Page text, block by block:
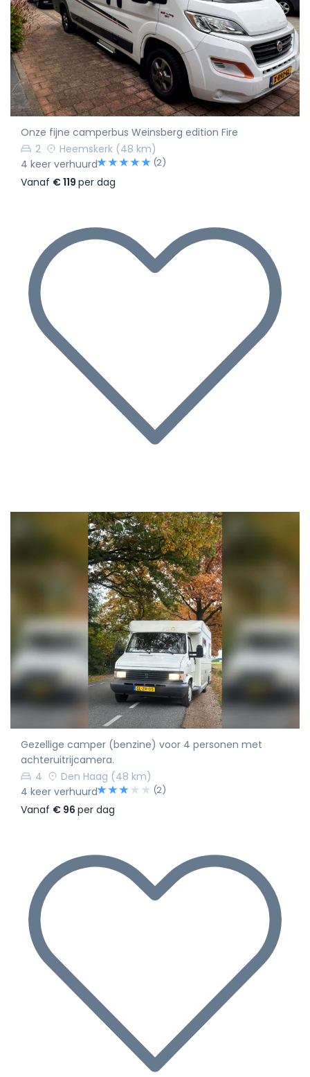
Onze fijne camperbus Weinsberg edition Fire
2
Heemskerk (48 km)
4 keer verhuurd
(2)
Vanaf € 119 per dag
Gezellige camper (benzine) voor 4 personen met
achteruitrijcamera.
4
Den Haag (48 km)
4 keer verhuurd
(2)
Vanaf € 96 per dag